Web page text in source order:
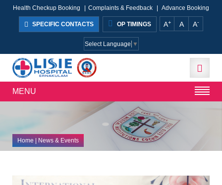
Health Checkup Booking Complaints & Feedback Advance Booking
SPECIFIC CONTACTS OP TIMINGS A+ A A-
Select Language ▼
MENU
Home| News & Events